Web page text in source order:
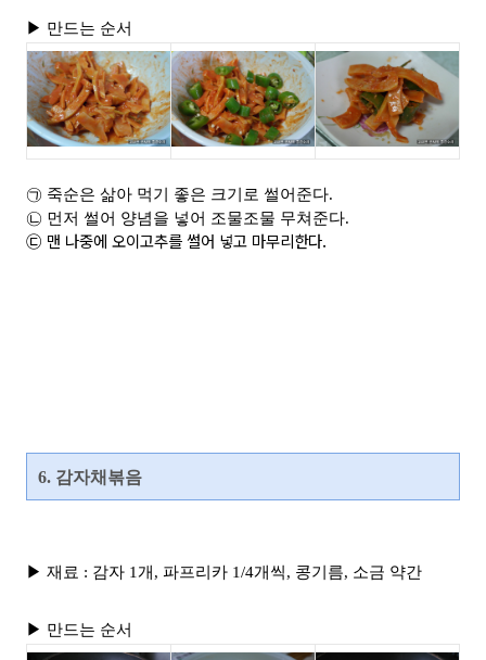
▶ 만드는 순서
㉠ 죽순은 삶아 먹기 좋은 크기로 썰어준다.
㉡ 먼저 썰어 양념을 넣어 조물조물 무쳐준다.
㉢ 맨 나중에 오이고추를 썰어 넣고 마무리한다.
6. 감자채볶음
▶ 재료 : 감자 1개, 파프리카 1/4개씩, 콩기름, 소금 약간
▶ 만드는 순서